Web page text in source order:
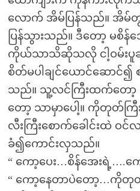
လောက် အိမ်ပြန်သည်။ အိမ်တွ
ပြန်သွားသည်။ ဒီတော့ မစိ
ကိုယ်သာသိဆိုသလို ငါ့ဝမ်းပူ
စိတ်မပါချင်ယောင်ဆောင်၍
သည်။ သူ့လင်ကြီးထက်တော့
တော့ သာမှာပေါ့။ ကိုတုတ်က
လီးကြီးစောက်ခေါင်းထဲ ဝင်
ခံ၍ကောင်းလှသည်။
“ ကော့ပေး…စိန်အေးရဲ့….က
“ ကော့နေတာပဲတော့…ကို